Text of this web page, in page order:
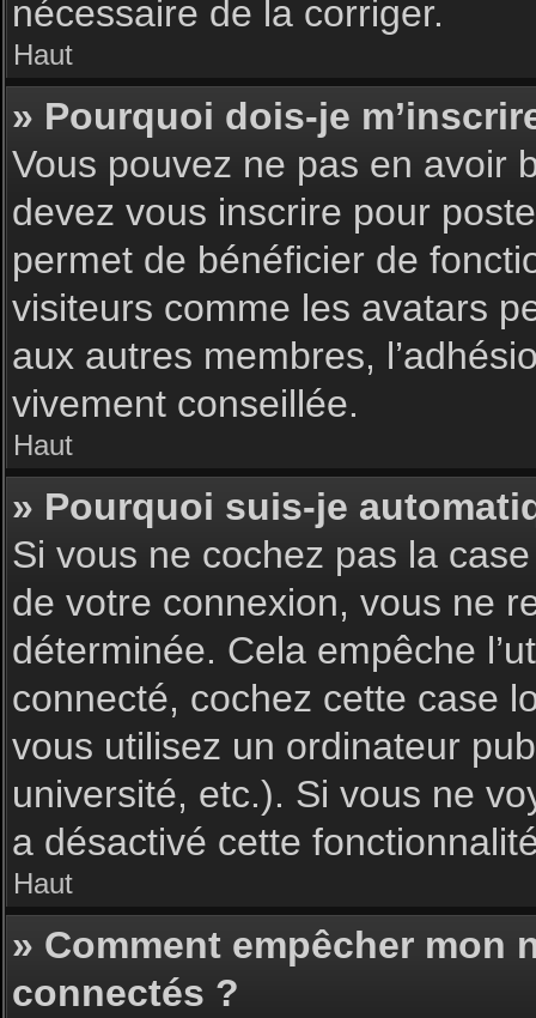
nécessaire de la corriger.
Haut
» Pourquoi dois-je
Vous pouvez ne pas en avoir
devez vous inscrire pour
permet de bénéficier de
visiteurs comme les avatars
aux autres membres,
vivement conseillée.
Haut
» Pourquoi suis-je
Si vous ne cochez pas la
de votre connexion, vous ne
déterminée. Cela empêche
connecté, cochez cette case
vous utilisez un ordinateur
université, etc.). Si vous ne
a désactivé cette
Haut
» Comment empêcher mon
connectés ?